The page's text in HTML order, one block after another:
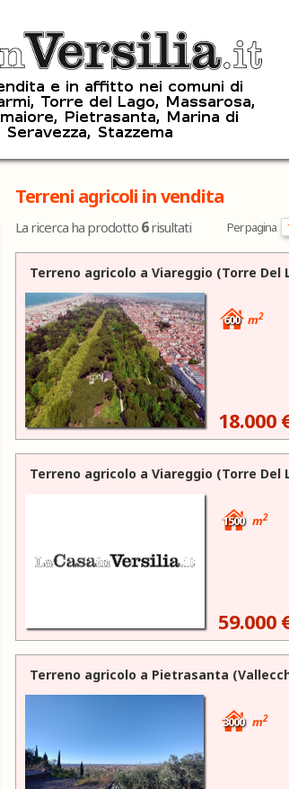
Terreni agricoli in vendita
La ricerca ha prodotto 6risultati Per pagina
Terreno agricolo a Viareggio (Torre Del
600 m2
18.000
Terreno agricolo a Viareggio (Torre Del
1500 m2
59.000
Terreno agricolo a Pietrasanta
3000 m2